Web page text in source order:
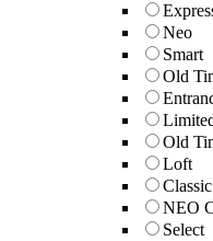
Neo
Smart
Old
Old
Loft
Classic
NEO
Select